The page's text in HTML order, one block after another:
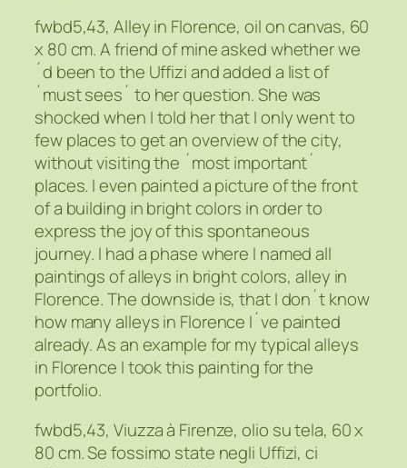
fwbd5,43, Alley in Florence, oil on canvas, 60
x 80 cm. A friend of mine asked whether we
´d been to the Uffizi and added a list of
´must sees´ to her question. She was
shocked when I told her that I only went to
few places to get an overview of the city,
without visiting the ´most important´
places. I even painted a picture of the front
of a building in bright colors in order to
express the joy of this spontaneous
journey. I had a phase where I named all
paintings of alleys in bright colors, alley in
Florence. The downside is, that I don´t know
how many alleys in Florence I´ve painted
already. As an example for my typical alleys
in Florence I took this painting for the
portfolio.
fwbd5,43, Viuzza à Firenze, olio su tela, 60 x
80 cm. Se fossimo state negli Uffizi, ci